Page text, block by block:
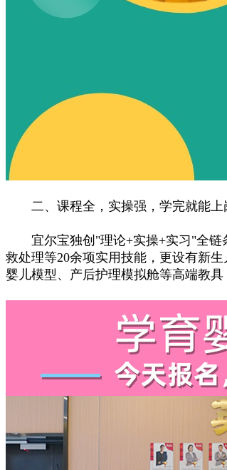
二、课程全，实操强，学完就能上
宜尔宝独创"理论+实操+实习"全链条
救处理等20余项实用技能，更设有新
婴儿模型、产后护理模拟舱等高端教